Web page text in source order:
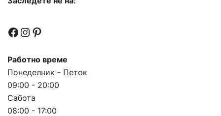
Facebook
Instagram
Pinterest
Работно време
Понеделник - Петок
09:00 - 20:00
Сабота
08:00 - 17:00